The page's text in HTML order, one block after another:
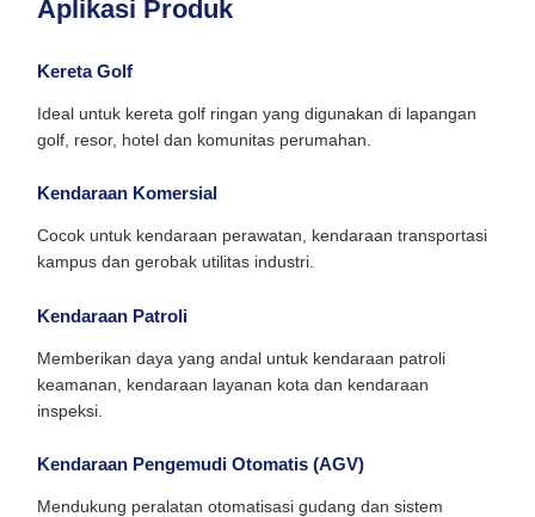
Aplikasi Produk
Kereta Golf
Ideal untuk kereta golf ringan yang digunakan di lapangan
golf, resor, hotel dan komunitas perumahan.
Kendaraan Komersial
Cocok untuk kendaraan perawatan, kendaraan transportasi
kampus dan gerobak utilitas industri.
Kendaraan Patroli
Memberikan daya yang andal untuk kendaraan patroli
keamanan, kendaraan layanan kota dan kendaraan
inspeksi.
Kendaraan Pengemudi Otomatis (AGV)
Mendukung peralatan otomatisasi gudang dan sistem